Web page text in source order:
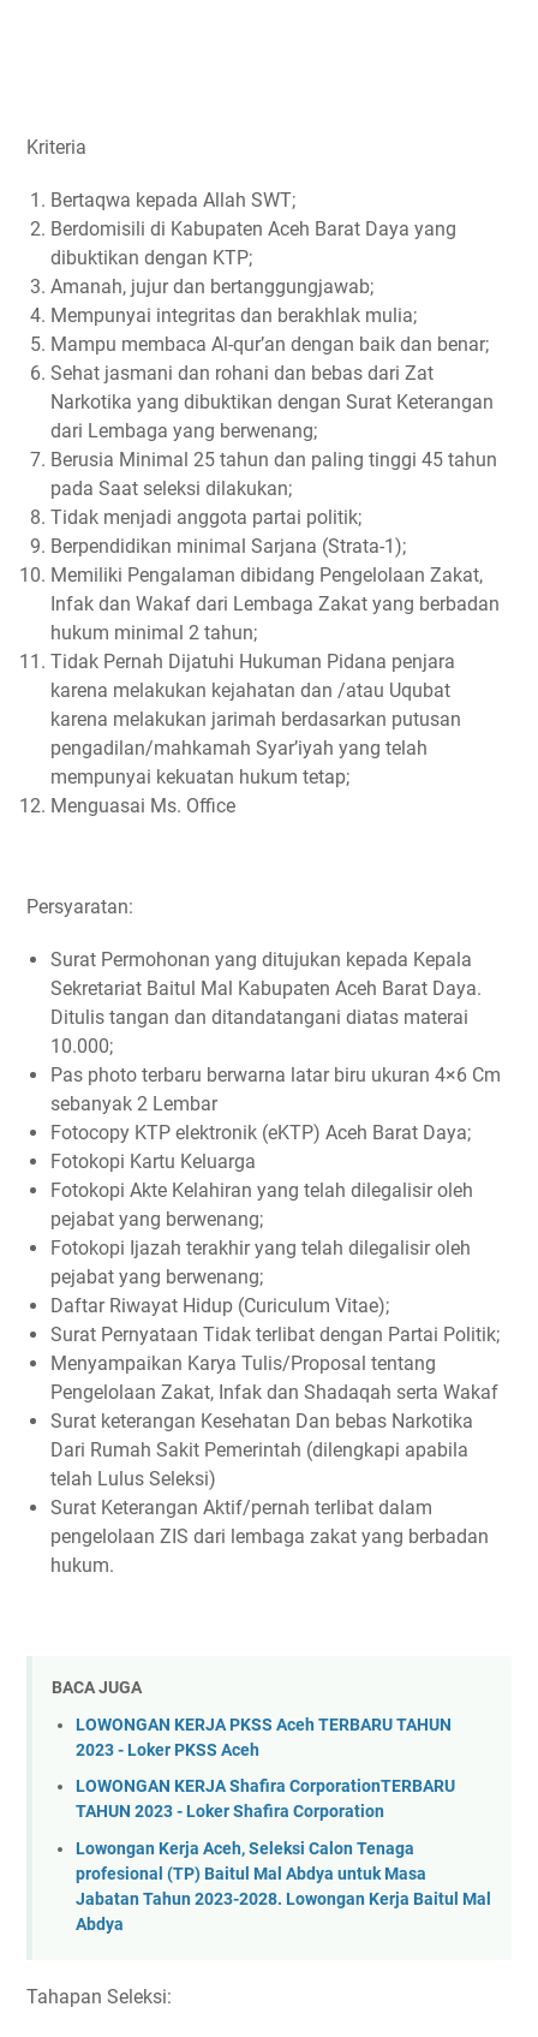
Kriteria
Bertaqwa kepada Allah SWT;
Berdomisili di Kabupaten Aceh Barat Daya yang
dibuktikan dengan KTP;
Amanah, jujur dan bertanggungjawab;
Mempunyai integritas dan berakhlak mulia;
Mampu membaca Al-qur’an dengan baik dan benar;
Sehat jasmani dan rohani dan bebas dari Zat
Narkotika yang dibuktikan dengan Surat Keterangan
dari Lembaga yang berwenang;
Berusia Minimal 25 tahun dan paling tinggi 45 tahun
pada Saat seleksi dilakukan;
Tidak menjadi anggota partai politik;
Berpendidikan minimal Sarjana (Strata-1);
Memiliki Pengalaman dibidang Pengelolaan Zakat,
Infak dan Wakaf dari Lembaga Zakat yang berbadan
hukum minimal 2 tahun;
Tidak Pernah Dijatuhi Hukuman Pidana penjara
karena melakukan kejahatan dan /atau Uqubat
karena melakukan jarimah berdasarkan putusan
pengadilan/mahkamah Syar’iyah yang telah
mempunyai kekuatan hukum tetap;
Menguasai Ms. Office
Persyaratan:
Surat Permohonan yang ditujukan kepada Kepala
Sekretariat Baitul Mal Kabupaten Aceh Barat Daya.
Ditulis tangan dan ditandatangani diatas materai
10.000;
Pas photo terbaru berwarna latar biru ukuran 4×6 Cm
sebanyak 2 Lembar
Fotocopy KTP elektronik (eKTP) Aceh Barat Daya;
Fotokopi Kartu Keluarga
Fotokopi Akte Kelahiran yang telah dilegalisir oleh
pejabat yang berwenang;
Fotokopi Ijazah terakhir yang telah dilegalisir oleh
pejabat yang berwenang;
Daftar Riwayat Hidup (Curiculum Vitae);
Surat Pernyataan Tidak terlibat dengan Partai Politik;
Menyampaikan Karya Tulis/Proposal tentang
Pengelolaan Zakat, Infak dan Shadaqah serta Wakaf
Surat keterangan Kesehatan Dan bebas Narkotika
Dari Rumah Sakit Pemerintah (dilengkapi apabila
telah Lulus Seleksi)
Surat Keterangan Aktif/pernah terlibat dalam
pengelolaan ZIS dari lembaga zakat yang berbadan
hukum.
BACA JUGA
LOWONGAN KERJA PKSS Aceh TERBARU TAHUN
2023 - Loker PKSS Aceh
LOWONGAN KERJA Shafira CorporationTERBARU
TAHUN 2023 - Loker Shafira Corporation
Lowongan Kerja Aceh, Seleksi Calon Tenaga
profesional (TP) Baitul Mal Abdya untuk Masa
Jabatan Tahun 2023-2028. Lowongan Kerja Baitul Mal
Abdya
Tahapan Seleksi: